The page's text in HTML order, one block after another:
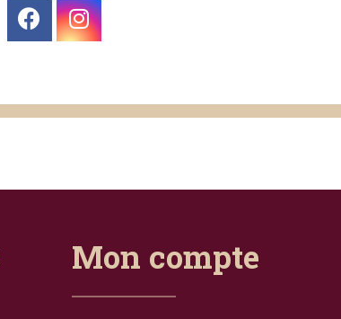
Mon compte